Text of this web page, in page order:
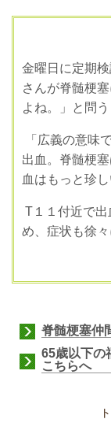
金曜日に定期
さんが脊髄梗
よね。」と問う
「広義の意味
出血。 脊髄梗
血はもっと珍
T １１付近で
め、症状も徐々
脊髄梗塞仲
65歳以下の
こちらへ